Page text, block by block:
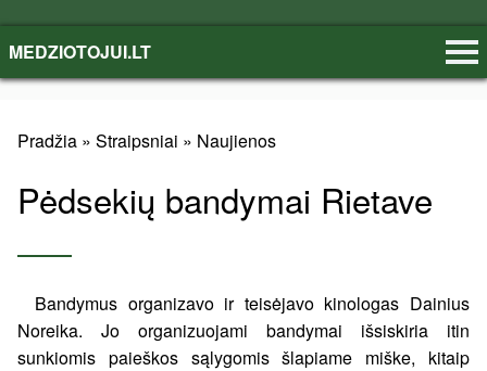
MEDZIOTOJUI.LT
Pradžia » Straipsniai » Naujienos
Pėdsekių bandymai Rietave
Bandymus organizavo ir teisėjavo kinologas Dainius
Noreika. Jo organizuojami bandymai išsiskiria itin
sunkiomis paieškos sąlygomis šlapiame miške, kitaip